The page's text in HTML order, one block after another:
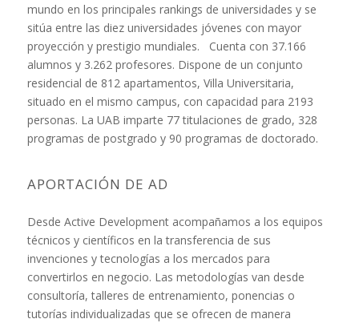
mundo en los principales rankings de universidades y se
sitúa entre las diez universidades jóvenes con mayor
proyección y prestigio mundiales. Cuenta con 37.166
alumnos y 3.262 profesores. Dispone de un conjunto
residencial de 812 apartamentos, Villa Universitaria,
situado en el mismo campus, con capacidad para 2193
personas. La UAB imparte 77 titulaciones de grado, 328
programas de postgrado y 90 programas de doctorado.
APORTACIÓN DE AD
Desde Active Development acompañamos a los equipos
técnicos y científicos en la transferencia de sus
invenciones y tecnologías a los mercados para
convertirlos en negocio. Las metodologías van desde
consultoría, talleres de entrenamiento, ponencias o
tutorías individualizadas que se ofrecen de manera